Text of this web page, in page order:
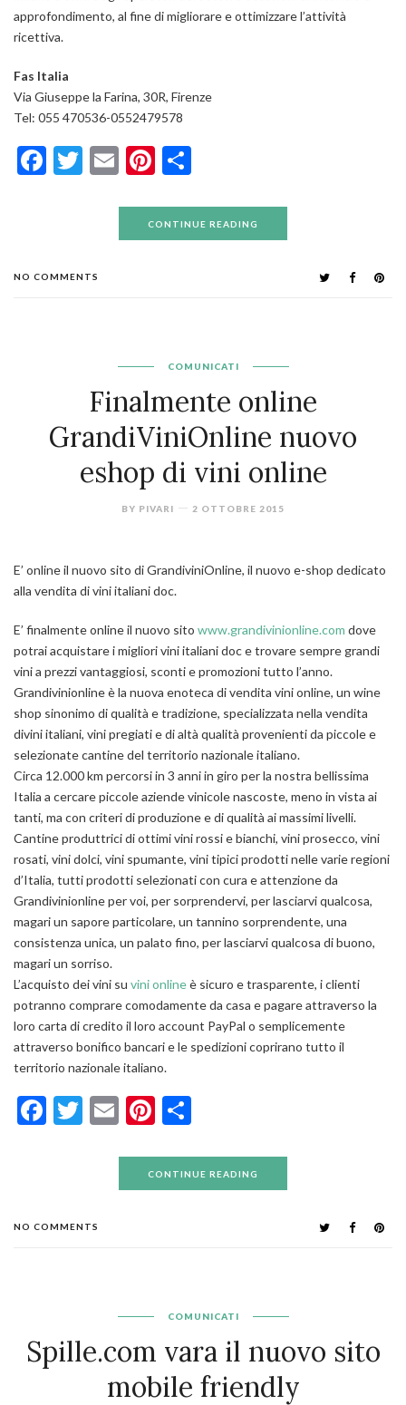
approfondimento, al fine di migliorare e ottimizzare l’attività
ricettiva.
Fas Italia
Via Giuseppe la Farina, 30R, Firenze
Tel: 055 470536-0552479578
Facebook
Twitter
EmailPinterest
CONTINUE READING
NO COMMENTS
COMUNICATI
Finalmente online
GrandiViniOnline nuovo
eshop di vini online
BY PIVARI 2 OTTOBRE 2015
E’ online il nuovo sito di GrandiviniOnline, il nuovo e-shop dedicato
alla vendita di vini italiani doc.
E’ finalmente online il nuovo sito www.grandivinionline.com dove
potrai acquistare i migliori vini italiani doc e trovare sempre grandi
vini a prezzi vantaggiosi, sconti e promozioni tutto l’anno.
Grandivinionline è la nuova enoteca di vendita vini online, un wine
shop sinonimo di qualità e tradizione, specializzata nella vendita
divini italiani, vini pregiati e di altà qualità provenienti da piccole e
selezionate cantine del territorio nazionale italiano.
Circa 12.000 km percorsi in 3 anni in giro per la nostra bellissima
Italia a cercare piccole aziende vinicole nascoste, meno in vista ai
tanti, ma con criteri di produzione e di qualità ai massimi livelli.
Cantine produttrici di ottimi vini rossi e bianchi, vini prosecco, vini
rosati, vini dolci, vini spumante, vini tipici prodotti nelle varie regioni
d’Italia, tutti prodotti selezionati con cura e attenzione da
Grandivinionline per voi, per sorprendervi, per lasciarvi qualcosa,
magari un sapore particolare, un tannino sorprendente, una
consistenza unica, un palato fino, per lasciarvi qualcosa di buono,
magari un sorriso.
L’acquisto dei vini su vini onlineè sicuro e trasparente, i clienti
potranno comprare comodamente da casa e pagare attraverso la
loro carta di credito il loro account PayPal o semplicemente
attraverso bonifico bancari e le spedizioni coprirano tutto il
territorio nazionale italiano.
Facebook
Twitter
EmailPinterest
CONTINUE READING
NO COMMENTS
COMUNICATI
Spille.com vara il nuovo sito
mobile friendly